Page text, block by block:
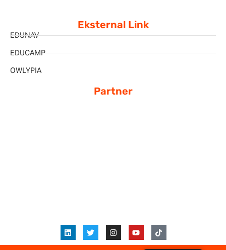
Eksternal Link
EDUNAV
EDUCAMP
OWLYPIA
Partner